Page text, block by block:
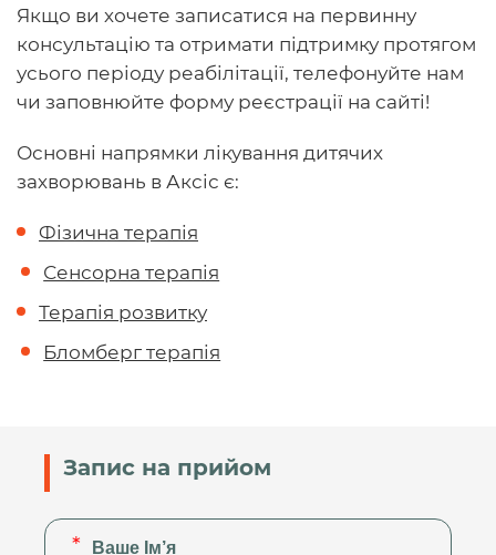
Якщо ви хочете записатися на первинну
консультацію та отримати підтримку протягом
усього періоду реабілітації, телефонуйте нам
чи заповнюйте форму реєстрації на сайті!
Основні напрямки лікування дитячих
захворювань в Аксіс є:
Фізична терапія
Сенсорна терапія
Терапія розвитку
Бломберг терапія
Запис на прийом